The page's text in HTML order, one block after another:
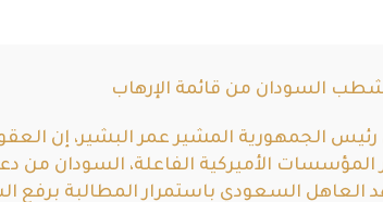
السودان من قائمة الإرهاب
الجمهورية المشير عمر البشير، إن
المؤسسات الأميركية الفاعلة، السودان من
العاهل السعودي باستمرار المطالبة برفع